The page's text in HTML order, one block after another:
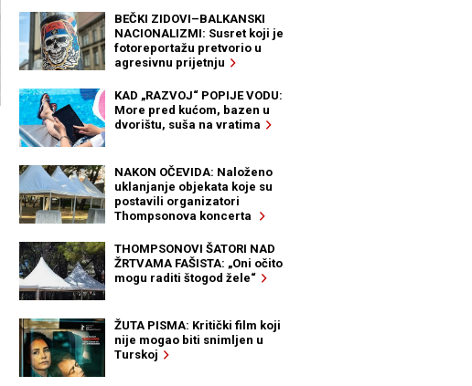
BEČKI ZIDOVI–BALKANSKI
NACIONALIZMI: Susret koji je
fotoreportažu pretvorio u
agresivnu prijetnju
KAD „RAZVOJ“ POPIJE VODU:
More pred kućom, bazen u
dvorištu, suša na vratima
NAKON OČEVIDA: Naloženo
uklanjanje objekata koje su
postavili organizatori
Thompsonova koncerta
THOMPSONOVI ŠATORI NAD
ŽRTVAMA FAŠISTA: „Oni očito
mogu raditi štogod žele“
ŽUTA PISMA: Kritički film koji
nije mogao biti snimljen u
Turskoj